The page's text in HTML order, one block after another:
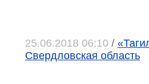
25.06.2018 06:10 /
Свердловская область